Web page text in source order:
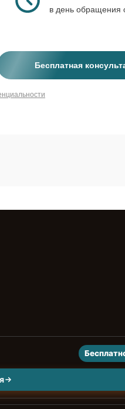
в день обращения
Бесплатная